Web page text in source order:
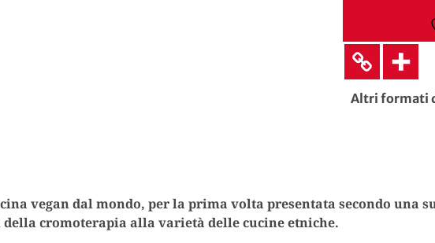
Altri formati
vegan dal mondo, per la prima volta presentata secondo una
cromoterapia alla varietà delle cucine etniche.